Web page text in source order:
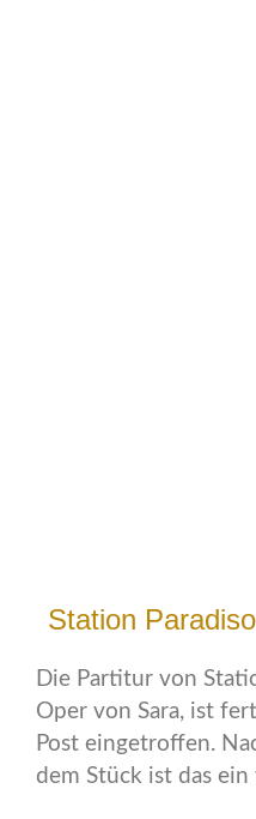
Station Paradiso
Die Partitur von
Oper von Sara, ist
Post eingetroffen.
dem Stück ist das